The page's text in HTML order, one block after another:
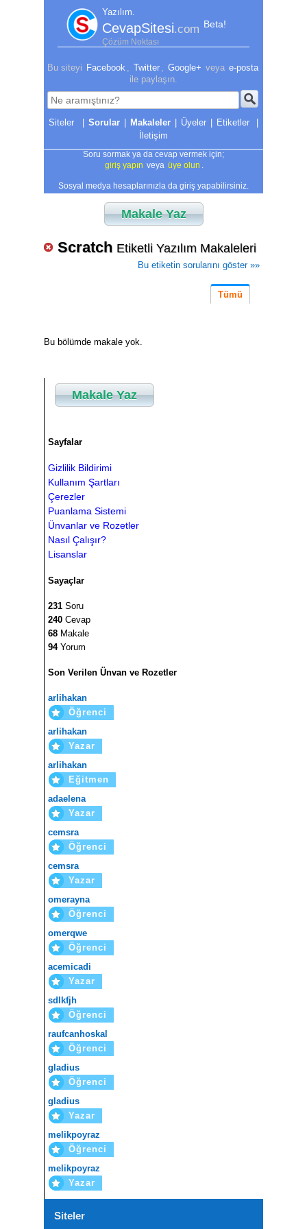
Yazılım.
CevapSitesi.com Beta!
Çözüm Noktası
Bu siteyi Facebook Twitter Google+ veya e-posta
ile paylaşın.
| Sorular | Makaleler | Üyeler | Etiketler
|
İletişim
Soru sormak ya da cevap vermek için;
giriş yapın veya üye olun
Sosyal medya hesaplarınızla da giriş yapabilirsiniz.
Makale Yaz
Scratch Etiketli Yazılım Makaleleri
Bu etiketin sorularını göster »»
Tümü
Bu bölümde makale yok.
Makale Yaz
Sayfalar
Gizlilik Bildirimi
Kullanım Şartları
Çerezler
Puanlama Sistemi
Ünvanlar ve Rozetler
Nasıl Çalışır?
Lisanslar
Sayaçlar
231 Soru
240 Cevap
68 Makale
94Yorum
Son Verilen Ünvan ve Rozetler
arlihakan
Öğrenci
arlihakan
Yazar
arlihakan
Eğitmen
adaelena
Yazar
cemsra
Öğrenci
cemsra
Yazar
omerayna
Öğrenci
omerqwe
Öğrenci
acemicadi
Yazar
sdlkfjh
Öğrenci
raufcanhoskal
Öğrenci
gladius
Öğrenci
gladius
Yazar
melikpoyraz
Öğrenci
melikpoyraz
Yazar
Siteler